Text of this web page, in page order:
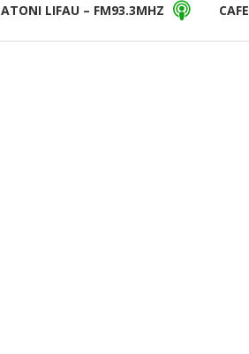
ATONI LIFAU – FM93.3MHZ